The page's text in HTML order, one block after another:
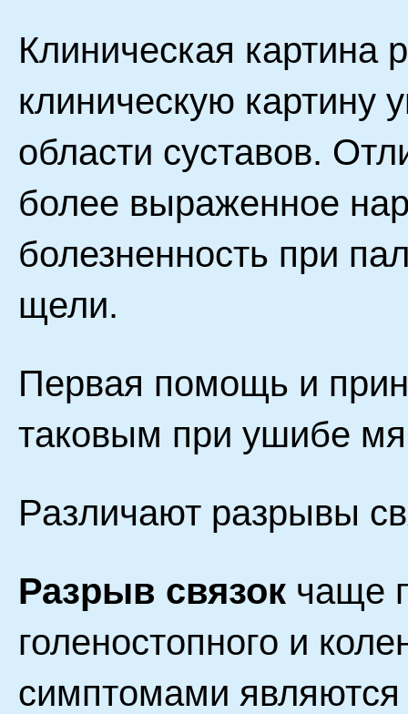
Клиническая картина
клиническую картину
области суставов.
более выраженное
болезненность при
щели.
Первая помощь и
таковым при ушибе
Различают разрывы
Разрыв связок чаще
голеностопного и
симптомами являются